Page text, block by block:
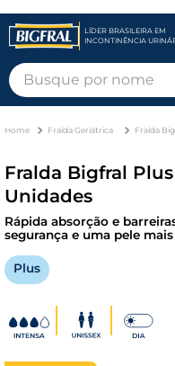
LÍDER BRASILEIRA EM
INCONTINÊNCIA
Busque por nome
Fralda Geriátrica Fralda
Fralda Bigfral
Unidades
Rápida absorção e
segurança e uma pele mais
Plus